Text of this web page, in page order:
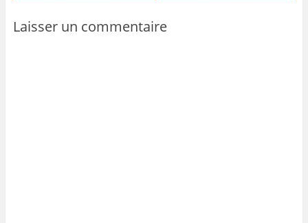
Laisser un commentaire